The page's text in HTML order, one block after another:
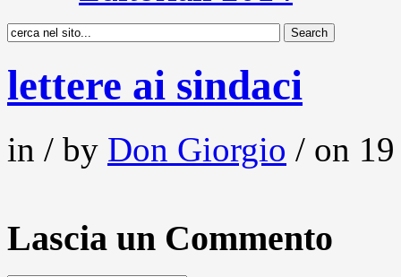
lettere ai sindaci
in / by Don Giorgio / on
Lascia un Commento